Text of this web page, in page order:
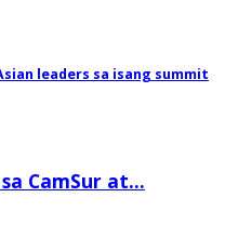
leaders sa isang summit
CamSur at...